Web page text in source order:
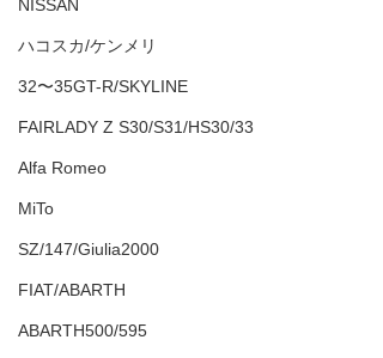
NISSAN
ハコスカ/ケンメリ
32〜35GT-R/SKYLINE
FAIRLADY Z S30/S31/HS30/33
Alfa Romeo
MiTo
SZ/147/Giulia2000
FIAT/ABARTH
ABARTH500/595